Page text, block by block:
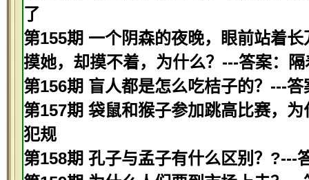
了
第155期 一个阴森的夜晚，眼前站着
摸她，却摸不着，为什么？---答案：隔
第156期 盲人都是怎么吃桔子的？---答
第157期 袋鼠和猴子参加跳高比赛，
犯规
第158期 孔子与孟子有什么区别？?---